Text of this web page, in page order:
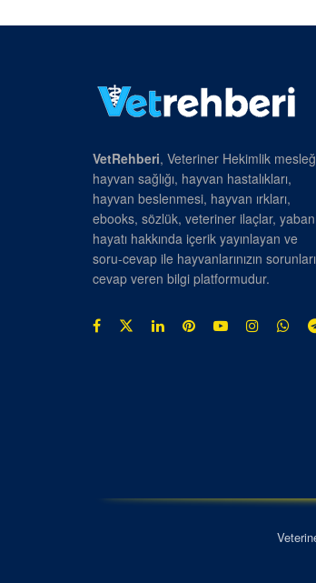
VetRehberi, Veteriner Hekimlik
hayvan sağlığı, hayvan hastalıkları,
hayvan beslenmesi, hayvan ırkları,
ebooks, sözlük, veteriner ilaçlar, yaban
hayatı hakkında içerik yayınlayan ve
soru-cevap ile hayvanlarınızın
cevap veren bilgi platformudur.